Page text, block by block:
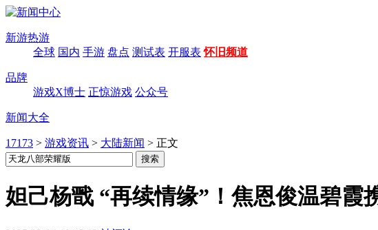
新游热游
全球 国内 手游 盘点 测试表 开服表 怀旧频道
品牌
游戏X博士 正惊游戏 公众号
新闻大全
17173 > 游戏资讯 > 大陆新闻 > 正文
妲己杨戬 “再续情缘”！焦恩俊温碧霞